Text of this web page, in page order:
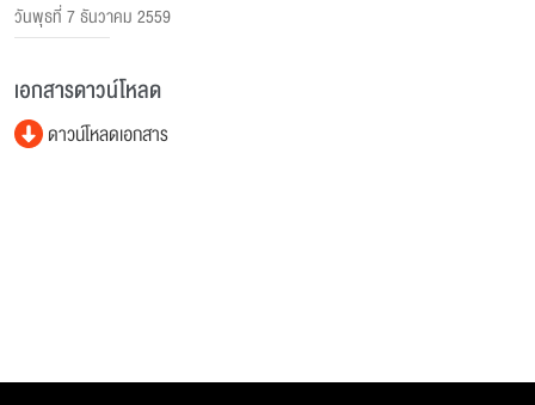
วันพุธที่ 7 ธันวาคม 2559
เอกสารดาวน์โหลด
ดาวน์โหลดเอกสาร